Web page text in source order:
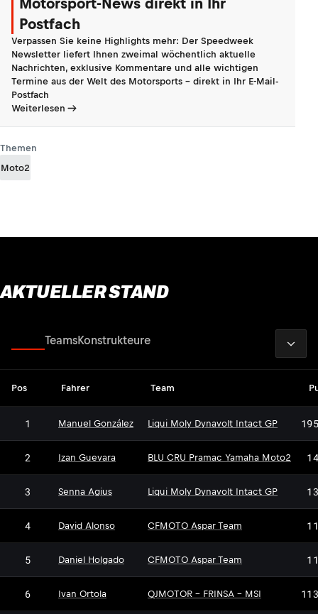
Postfach
Verpassen Sie keine Highlights mehr: Der Speedweek
Newsletter liefert Ihnen zweimal wöchentlich aktuelle
Nachrichten, exklusive Kommentare und alle wichtigen
Termine aus der Welt des Motorsports - direkt in Ihr E-Mail-
Postfach
Weiterlesen
Themen
Moto2
AKTUELLER STAND
TeamsKonstrukteure
Pos Fahrer Team
1 Manuel González Liqui Moly Dynavolt Intact GP
2 Izan Guevara BLU CRU Pramac Yamaha Moto2
3 Senna Agius Liqui Moly Dynavolt Intact GP
4 David Alonso CFMOTO Aspar Team
5 Daniel Holgado CFMOTO Aspar Team
6 Ivan Ortola QJMOTOR - FRINSA - MSI